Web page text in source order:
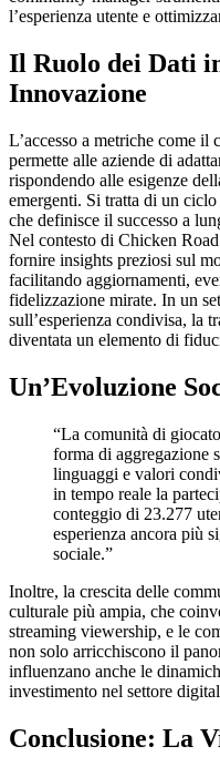
l’esperienza utente e
Il Ruolo dei Dati
Innovazione
L’accesso a metriche come
permette alle aziende di
rispondendo alle esigenze
emergenti. Si tratta di un
che definisce il successo a
Nel contesto di Chicken
fornire insights preziosi sul
facilitando aggiornamenti,
fidelizzazione mirate. In un
sull’esperienza condivisa, la
diventata un elemento di
Un’Evoluzione
“La comunità di
forma di aggregazione
linguaggi e valori
in tempo reale la
conteggio di 23.277
esperienza ancora più
sociale.”
Inoltre, la crescita delle
culturale più ampia, che
streaming viewership, e le
non solo arricchiscono il
influenzano anche le
investimento nel settore
Conclusione: La